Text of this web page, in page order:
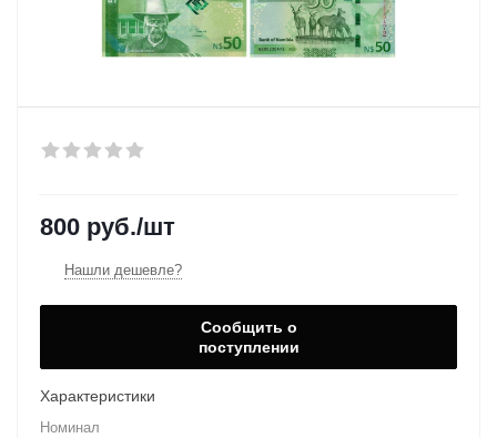
800 руб./шт
Нашли дешевле?
Сообщить о
поступлении
Характеристики
Номинал